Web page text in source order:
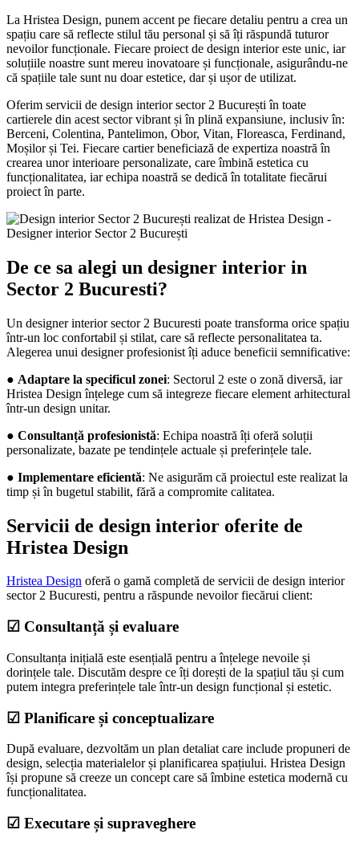
La Hristea Design, punem accent pe fiecare detaliu pentru a crea un
spațiu care să reflecte stilul tău personal și să îți răspundă tuturor
nevoilor funcționale. Fiecare proiect de design interior este unic, iar
soluțiile noastre sunt mereu inovatoare și funcționale, asigurându-ne
că spațiile tale sunt nu doar estetice, dar și ușor de utilizat.
Oferim servicii de design interior sector 2 București în toate
cartierele din acest sector vibrant și în plină expansiune, inclusiv în:
Berceni, Colentina, Pantelimon, Obor, Vitan, Floreasca, Ferdinand,
Moșilor și Tei. Fiecare cartier beneficiază de expertiza noastră în
crearea unor interioare personalizate, care îmbină estetica cu
funcționalitatea, iar echipa noastră se dedică în totalitate fiecărui
proiect în parte.
De ce sa alegi un designer interior in
Sector 2 Bucuresti?
Un designer interior sector 2 Bucuresti poate transforma orice spațiu
într-un loc confortabil și stilat, care să reflecte personalitatea ta.
Alegerea unui designer profesionist îți aduce beneficii semnificative:
● Adaptare la specificul zonei: Sectorul 2 este o zonă diversă, iar
Hristea Design înțelege cum să integreze fiecare element arhitectural
într-un design unitar.
● Consultanță profesionistă: Echipa noastră îți oferă soluții
personalizate, bazate pe tendințele actuale și preferințele tale.
● Implementare eficientă: Ne asigurăm că proiectul este realizat la
timp și în bugetul stabilit, fără a compromite calitatea.
Servicii de design interior oferite de
Hristea Design
Hristea Design oferă o gamă completă de servicii de design interior
sector 2 Bucuresti, pentru a răspunde nevoilor fiecărui client:
☑ Consultanță și evaluare
Consultanța inițială este esențială pentru a înțelege nevoile și
dorințele tale. Discutăm despre ce îți dorești de la spațiul tău și cum
putem integra preferințele tale într-un design funcțional și estetic.
☑ Planificare și conceptualizare
După evaluare, dezvoltăm un plan detaliat care include propuneri de
design, selecția materialelor și planificarea spațiului. Hristea Design
își propune să creeze un concept care să îmbine estetica modernă cu
funcționalitatea.
☑ Executare și supraveghere